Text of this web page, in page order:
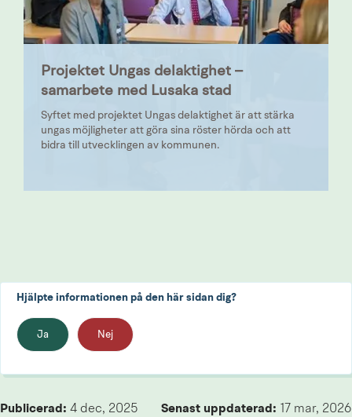
Projektet Ungas delaktighet –
samarbete med Lusaka stad
Syftet med projektet Ungas delaktighet är att stärka
ungas möjligheter att göra sina röster hörda och att
bidra till utvecklingen av kommunen.
Hjälpte informationen på den här sidan dig?
Ja Nej
Publicerad: 4 dec, 2025 Senast uppdaterad: 17 mar, 2026